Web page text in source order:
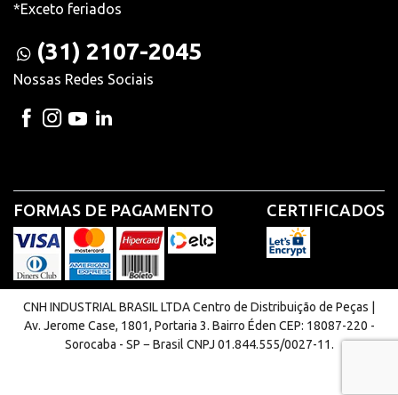
*Exceto feriados
(31) 2107-2045
Nossas Redes Sociais
FORMAS DE PAGAMENTO CERTIFICADOS
CNH INDUSTRIAL BRASIL LTDA Centro de Distribuição de Peças |
Av. Jerome Case, 1801, Portaria 3. Bairro Éden CEP: 18087-220 -
Sorocaba - SP − Brasil CNPJ 01.844.555/0027-11.